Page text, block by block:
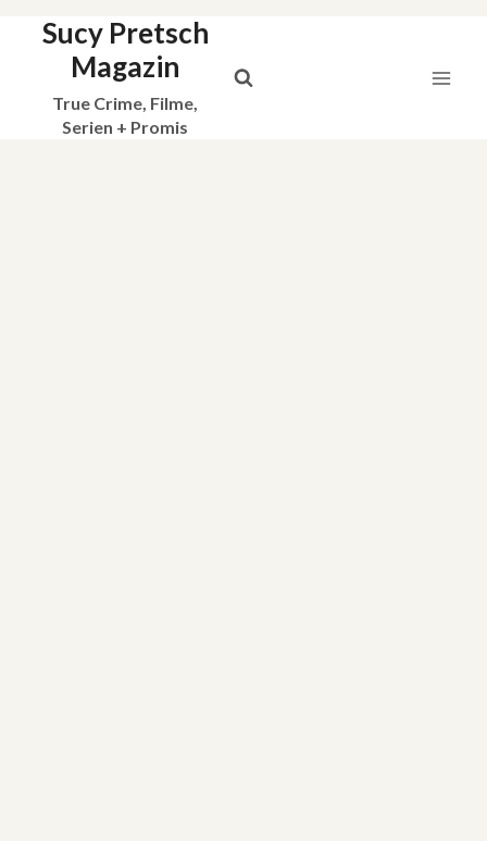
Sucy Pretsch
Magazin
True Crime, Filme,
Serien + Promis